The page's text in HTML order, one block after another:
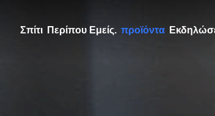
Σπίτι Περίπου Εμείς. προϊόντα